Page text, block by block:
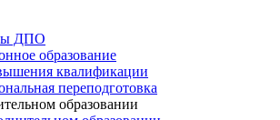
ДПО
образование
квалификации
переподготовка
образовании